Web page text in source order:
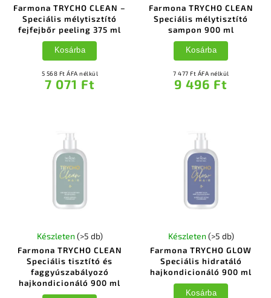
Farmona TRYCHO CLEAN –
Speciális mélytisztító
fejfejbőr peeling 375 ml
5 568 Ft ÁFA nélkül
7 071 Ft
Kosárba
Farmona TRYCHO CLEAN
Speciális mélytisztító
sampon 900 ml
7 477 Ft ÁFA nélkül
9 496 Ft
Kosárba
Farmona TRYCHO CLEAN
Speciális tisztító és
faggyúszabályozó
hajkondicionáló 900 ml
Készleten (>5 db)
Farmona TRYCHO GLOW
Speciális hidratáló
hajkondicionáló 900 ml
Készleten (>5 db)
Kosárba